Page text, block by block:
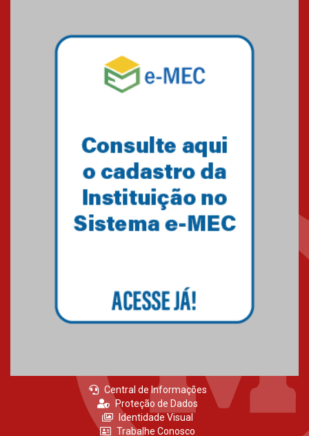
Central de Informações
Proteção de Dados
Identidade Visual
Trabalhe Conosco